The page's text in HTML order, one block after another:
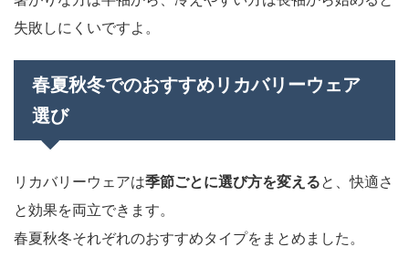
失敗しにくいですよ。
春夏秋冬でのおすすめリカバリーウェア
選び
リカバリーウェアは季節ごとに選び方を変えると、快適さ
と効果を両立できます。
春夏秋冬それぞれのおすすめタイプをまとめました。